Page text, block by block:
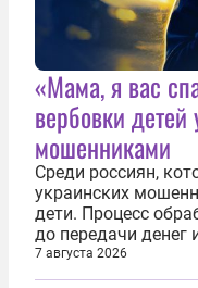
«Мама, я вас
вербовки
мошенниками
Среди россиян,
украинских
дети. Процесс
до передачи денег
кураторов может
нескольких
7 августа 2026